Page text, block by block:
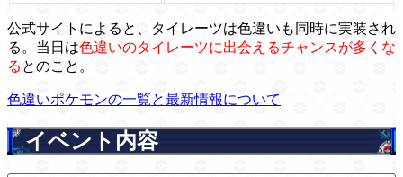
公式サイトによると、タイレーツは色違いも同時に実装され
る。当日は色違いのタイレーツに出会えるチャンスが多くな
る とのこと。
色違いポケモンの一覧と最新情報について
イベント内容